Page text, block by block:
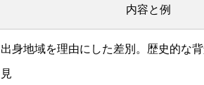
内容と例
出身地域を理由にした差別。歴史的な
見